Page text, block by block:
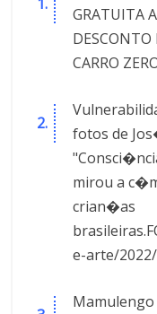
GRATUITA
DESCONTO
CARRO
fotos de
mirou a
crian�as
e-arte/